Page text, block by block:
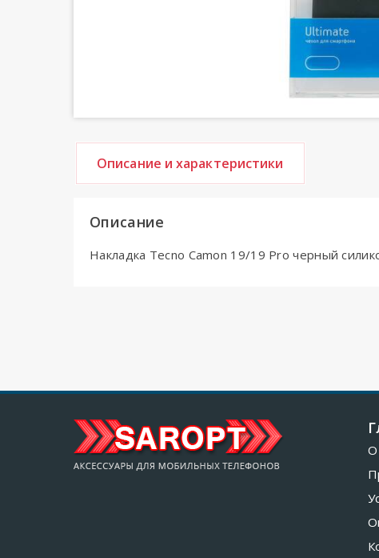
Описание и характеристики
Описание
Накладка Tecno Camon 19/19 Pro черный
О